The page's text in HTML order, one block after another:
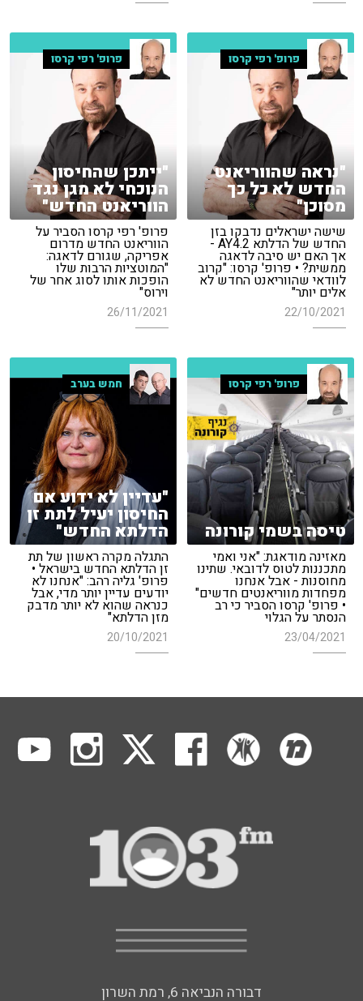
פרופ' רפי קרסו
"ייתכן שהחיסון
הנוכחי לא מגן נגד
הווריאנט החדש"
פרופ' רפי קרסו הסביר על
הווריאנט החדש מדרום
אפריקה, שגורם לדאגה:
"המוטציות הרבות שלו
הופכות אותו לסוג אחר של
וירוס"
26/11/2021
פרופ' רפי קרסו
"נראה שהווריאנט
החדש לא כל כך
מסוכן"
שישה ישראלים נדבקו בזן
החדש של הדלתא AY4.2 -
אך האם יש סיבה לדאגה
ממשית? • פרופ' קרסו: "קרוב
לוודאי שהווריאנט החדש לא
אלים יותר"
22/10/2021
חמש בערב
"עדיין לא ידוע אם
החיסון יעיל לתת זן
הדלתא החדש"
התגלה מקרה ראשון של תת
זן הדלתא החדש בישראל •
פרופ' גליה רהב: "אנחנו לא
יודעים עדיין יותר מדי, אבל
כנראה שהוא לא יותר מדבק
מזן הדלתא"
20/10/2021
פרופ' רפי קרסו
טיסה בשמי קורונה
מאזינה מודאגת: "אני ואמי
מתכננות לטוס לדובאי. שתינו
מחוסנות - אבל אנחנו
מפחדות מווריאנטים חדשים"
• פרופ' קרסו הסביר כי רב
הנסתר על הגלוי
23/04/2021
דבורה הנביאה 6, רמת השרון